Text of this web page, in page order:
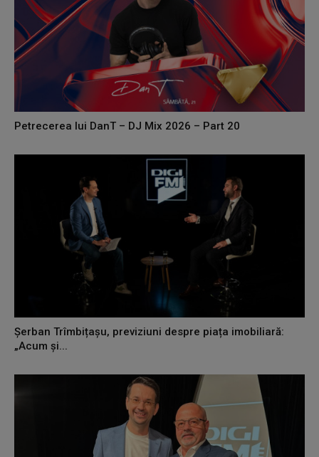
Petrecerea lui DanT – DJ Mix 2026 – Part 20
Șerban Trîmbițașu, previziuni despre piața imobiliară:
„Acum și...